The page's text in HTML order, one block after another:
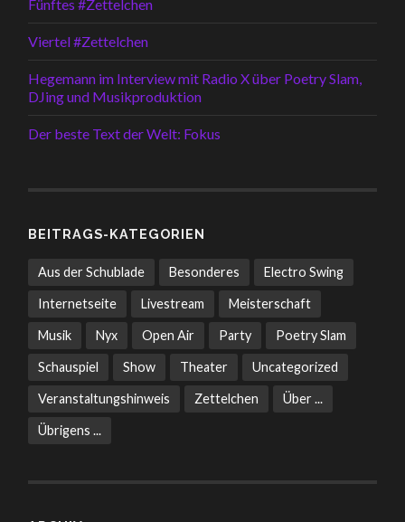
Fünftes #Zettelchen
Viertel #Zettelchen
Hegemann im Interview mit Radio X über Poetry Slam,
DJing und Musikproduktion
Der beste Text der Welt: Fokus
BEITRAGS-KATEGORIEN
Aus der Schublade Besonderes Electro Swing
Internetseite Livestream Meisterschaft
Musik Nyx Open Air Party Poetry Slam
Schauspiel Show Theater Uncategorized
Veranstaltungshinweis Zettelchen Über ...
Übrigens ...